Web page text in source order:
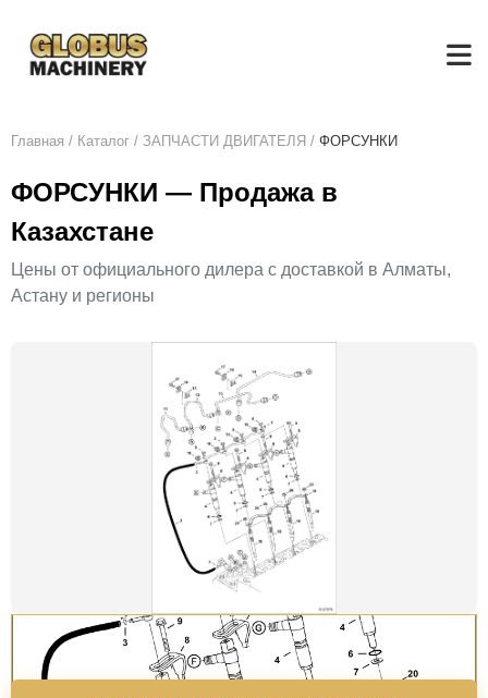
Главная / Каталог / ЗАПЧАСТИ ДВИГАТЕЛЯ / ФОРСУНКИ
ФОРСУНКИ — Продажа в
Казахстане
Цены от официального дилера с доставкой в Алматы,
Астану и регионы